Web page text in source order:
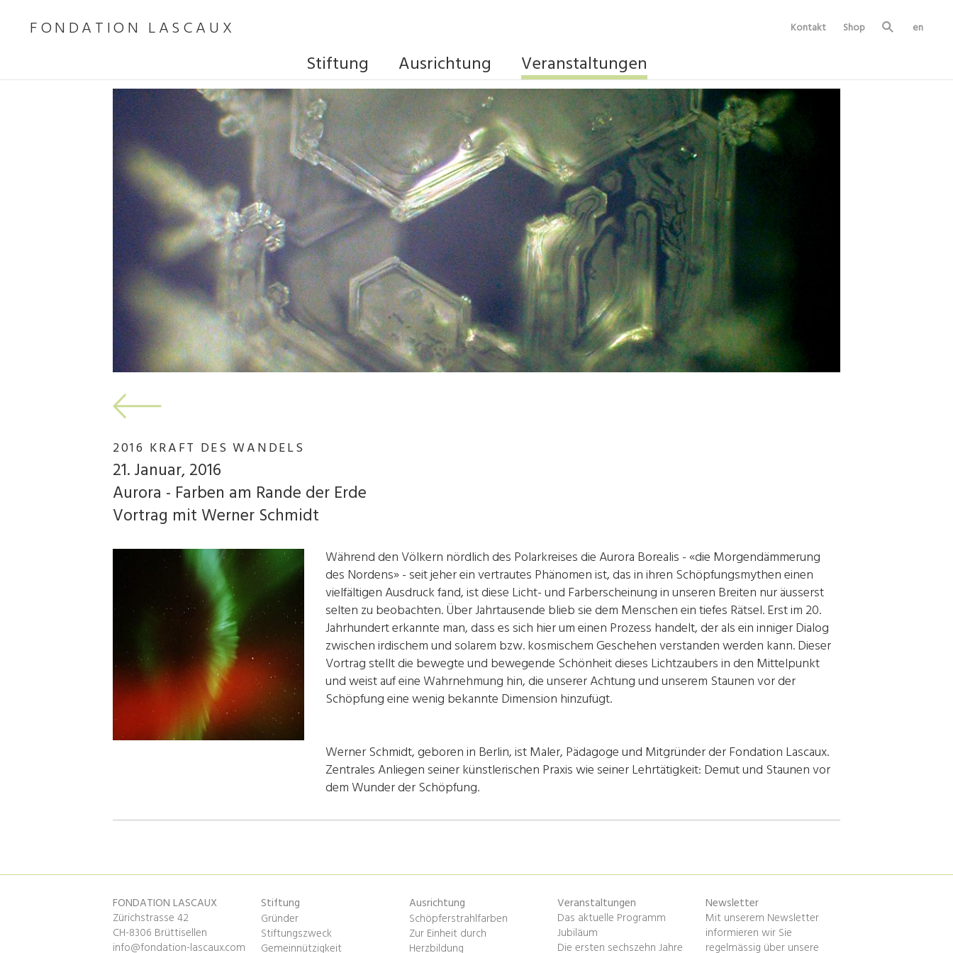
FONDATION LASCAUX Kontakt Shop
Su
en
Stiftung Ausrichtung Veranstaltungen
2016 KRAFT DES WANDELS
21. Januar, 2016
Aurora - Farben am Rande der Erde
Vortrag mit Werner Schmidt
Während den Völkern nördlich des Polarkreises die Aurora Borealis - «die Morgendämmerung
des Nordens» - seit jeher ein vertrautes Phänomen ist, das in ihren Schöpfungsmythen einen
vielfältigen Ausdruck fand, ist diese Licht- und Farberscheinung in unseren Breiten nur äusserst
selten zu beobachten. Über Jahrtausende blieb sie dem Menschen ein tiefes Rätsel. Erst im 20.
Jahrhundert erkannte man, dass es sich hier um einen Prozess handelt, der als ein inniger Dialog
zwischen irdischem und solarem bzw. kosmischem Geschehen verstanden werden kann. Dieser
Vortrag stellt die bewegte und bewegende Schönheit dieses Lichtzaubers in den Mittelpunkt
und weist auf eine Wahrnehmung hin, die unserer Achtung und unserem Staunen vor der
Schöpfung eine wenig bekannte Dimension hinzufügt.
Werner Schmidt, geboren in Berlin, ist Maler, Pädagoge und Mitgründer der Fondation Lascaux.
Zentrales Anliegen seiner künstlerischen Praxis wie seiner Lehrtätigkeit: Demut und Staunen vor
dem Wunder der Schöpfung.
FONDATION LASCAUX
Zürichstrasse 42
CH-8306 Brüttisellen
info@fondation-lascaux.com
Stiftung
Gründer
Stiftungszweck
Gemeinnützigkeit
Ausrichtung
Schöpferstrahlfarben
Zur Einheit durch
Herzbildung
Veranstaltungen
Das aktuelle Programm
Jubiläum
Die ersten sechszehn Jahre
Newsletter
Mit unserem Newsletter
informieren wir Sie
regelmässig über unsere